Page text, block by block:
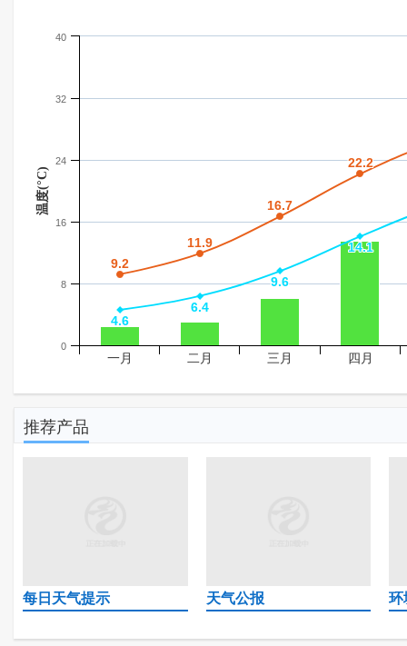
温度(°C)
9.2
9.2
11.9
11.9
16.7
16.7
22.2
22.2
4.6
4.6
6.4
6.4
9.6
9.6
14.1
14.1
一月 二月 三月 四月
0
8
16
24
32
40
推荐产品
每日天气提示 天气公报